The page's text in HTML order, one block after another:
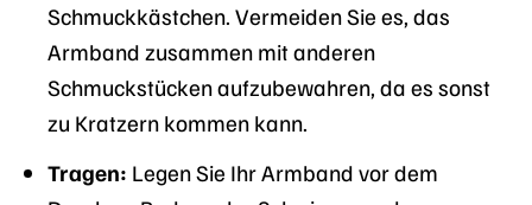
Schmuckkästchen. Vermeiden Sie es, das
Armband zusammen mit anderen
Schmuckstücken aufzubewahren, da es sonst
zu Kratzern kommen kann.
Tragen: Legen Sie Ihr Armband vor dem